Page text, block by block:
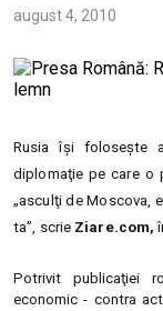
august 4, 2010
Rusia îşi foloseşte
diplomaţie pe care o
„asculţi de Moscova,
ta”, scrie Ziare.com,
Potrivit publicaţiei
economic - contra